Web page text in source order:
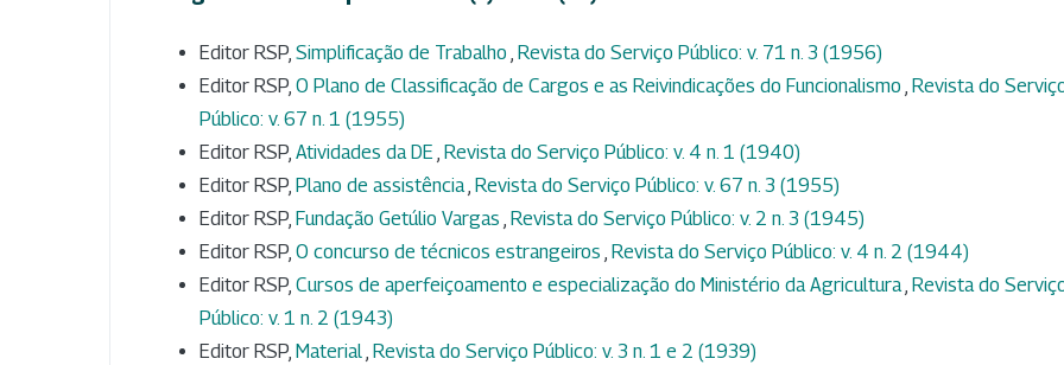
Editor RSP, Simplificação de Trabalho , Revista do Serviço Público: v. 71 n. 3 (1956)
Editor RSP, O Plano de Classificação de Cargos e as Reivindicações do Funcionalismo , Revista do
Público: v. 67 n. 1 (1955)
Editor RSP, Atividades da DE , Revista do Serviço Público: v. 4 n. 1 (1940)
Editor RSP, Plano de assistência, Revista do Serviço Público: v. 67 n. 3 (1955)
Editor RSP, Fundação Getúlio Vargas , Revista do Serviço Público: v. 2 n. 3 (1945)
Editor RSP, O concurso de técnicos estrangeiros , Revista do Serviço Público: v. 4 n. 2 (1944)
Editor RSP, Cursos de aperfeiçoamento e especialização do Ministério da Agricultura, Revista do
Público: v. 1 n. 2 (1943)
Editor RSP, Material, Revista do Serviço Público: v. 3 n. 1 e 2 (1939)